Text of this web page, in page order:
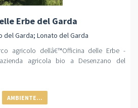
Erbe del Garda
del Garda; Lonato del Garda
agricolo dellâ€™Officina delle Erbe -
agricola bio a Desenzano del
AMBIENTE...